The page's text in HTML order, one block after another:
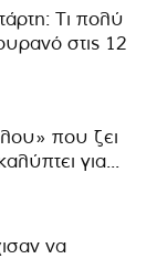
Τι πολύ
στις 12
που ζει
για...
να